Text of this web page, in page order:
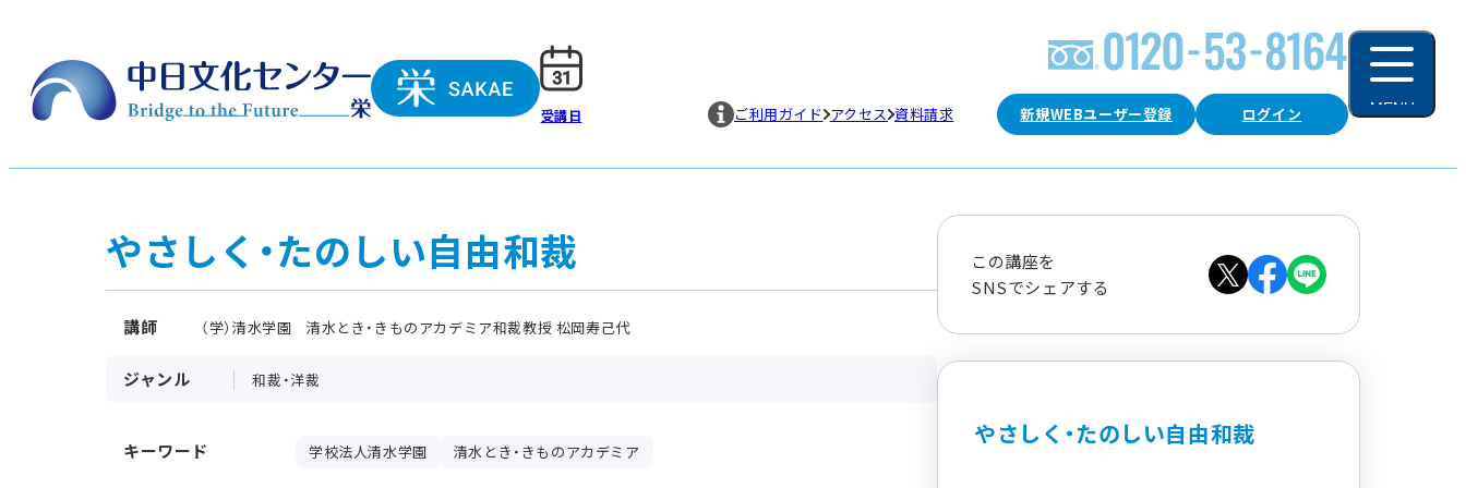
受講日 新規WEBユーザー登録 ログイン
ご利用ガイド アクセス 資料請求 MENU
やさしく・たのしい自由和裁
講師 （学）清水学園 清水とき・きものアカデミア和裁教授 松岡寿己代
ジャンル 和裁・洋裁
キーワード 学校法人清水学園 清水とき・きものアカデミア
この講座を
SNSでシェアする
やさしく・たのしい自由和裁